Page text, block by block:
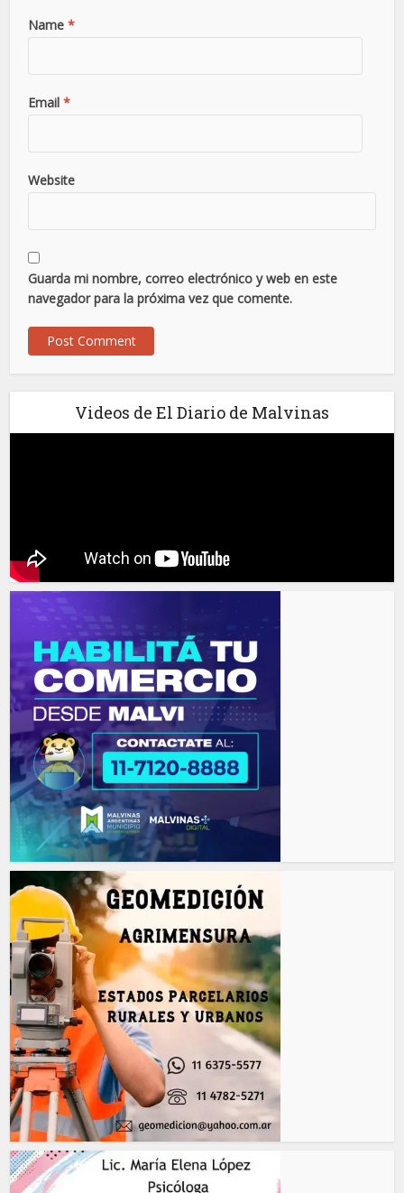
Name *
Email *
Website
Guarda mi nombre, correo electrónico y web en este
navegador para la próxima vez que comente.
Videos de El Diario de Malvinas